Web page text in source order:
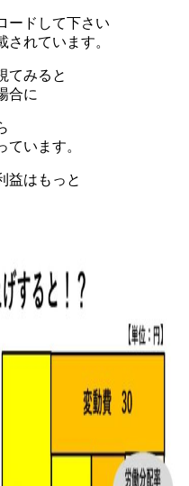
ードして下さい
れています。
てみると
合に
います。
益はもっと